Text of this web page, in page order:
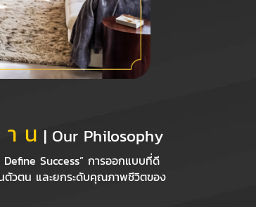
น | Our Philosophy
Success” การออกแบบที่ดี
ตัวตน และยกระดับคุณภาพชีวิตของ